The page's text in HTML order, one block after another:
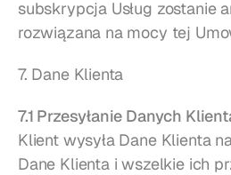
subskrypcja Usług zostanie
rozwiązana na mocy tej
7. Dane Klienta
7.1 Przesyłanie Danych
Klient wysyła Dane Klienta
Dane Klienta i wszelkie ich